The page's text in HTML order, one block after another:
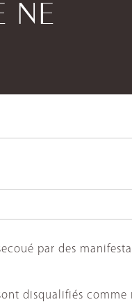
NE
par des
disqualifiés